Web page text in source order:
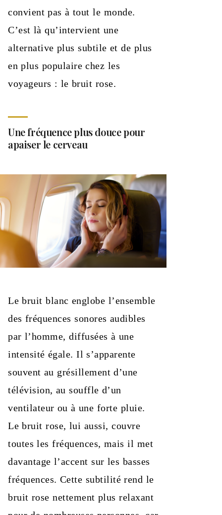
convient pas à tout le monde.
C’est là qu’intervient une
alternative plus subtile et de plus
en plus populaire chez les
voyageurs : le bruit rose.
Une fréquence plus douce pour
apaiser le cerveau
Le bruit blanc englobe l’ensemble
des fréquences sonores audibles
par l’homme, diffusées à une
intensité égale. Il s’apparente
souvent au grésillement d’une
télévision, au souffle d’un
ventilateur ou à une forte pluie.
Le bruit rose, lui aussi, couvre
toutes les fréquences, mais il met
davantage l’accent sur les basses
fréquences. Cette subtilité rend le
bruit rose nettement plus relaxant